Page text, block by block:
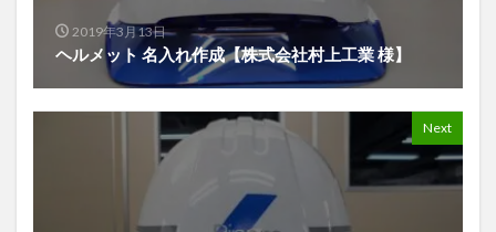
2019年3月13日
ヘルメット 名入れ作成【株式会社村上工業 様】
Next